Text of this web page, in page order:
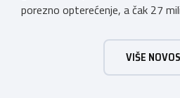
porezno opterećenje, a čak 27
komora pozdravlja odluku Vlade
konačnom prijedlogu poreznih
prijedloge HOK-a iznesene
VIŠE